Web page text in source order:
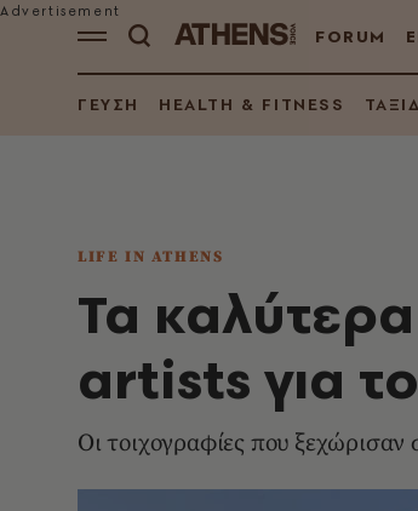
FORUM
ΓΕΥΣΗ HEALTH & FITNESS
LIFE IN ATHENS
Τα
artists για το
Οι τοιχογραφίες που ξεχώρισαν